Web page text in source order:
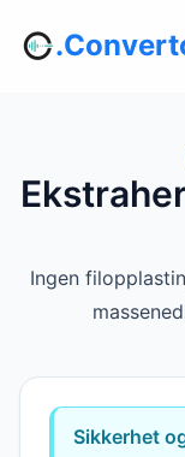
Ingen
Sikkerhet